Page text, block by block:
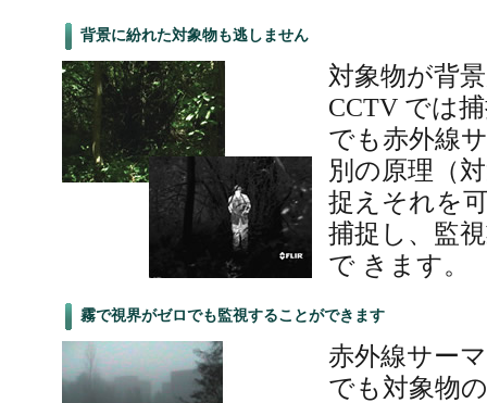
背景に紛れた対象物も逃しません
対象物が背
CCTV では
でも赤外線
別の原理（
捉えそれを
捕捉し、監
で きます。
霧で視界がゼロでも監視することができます
赤外線サー
でも対象物